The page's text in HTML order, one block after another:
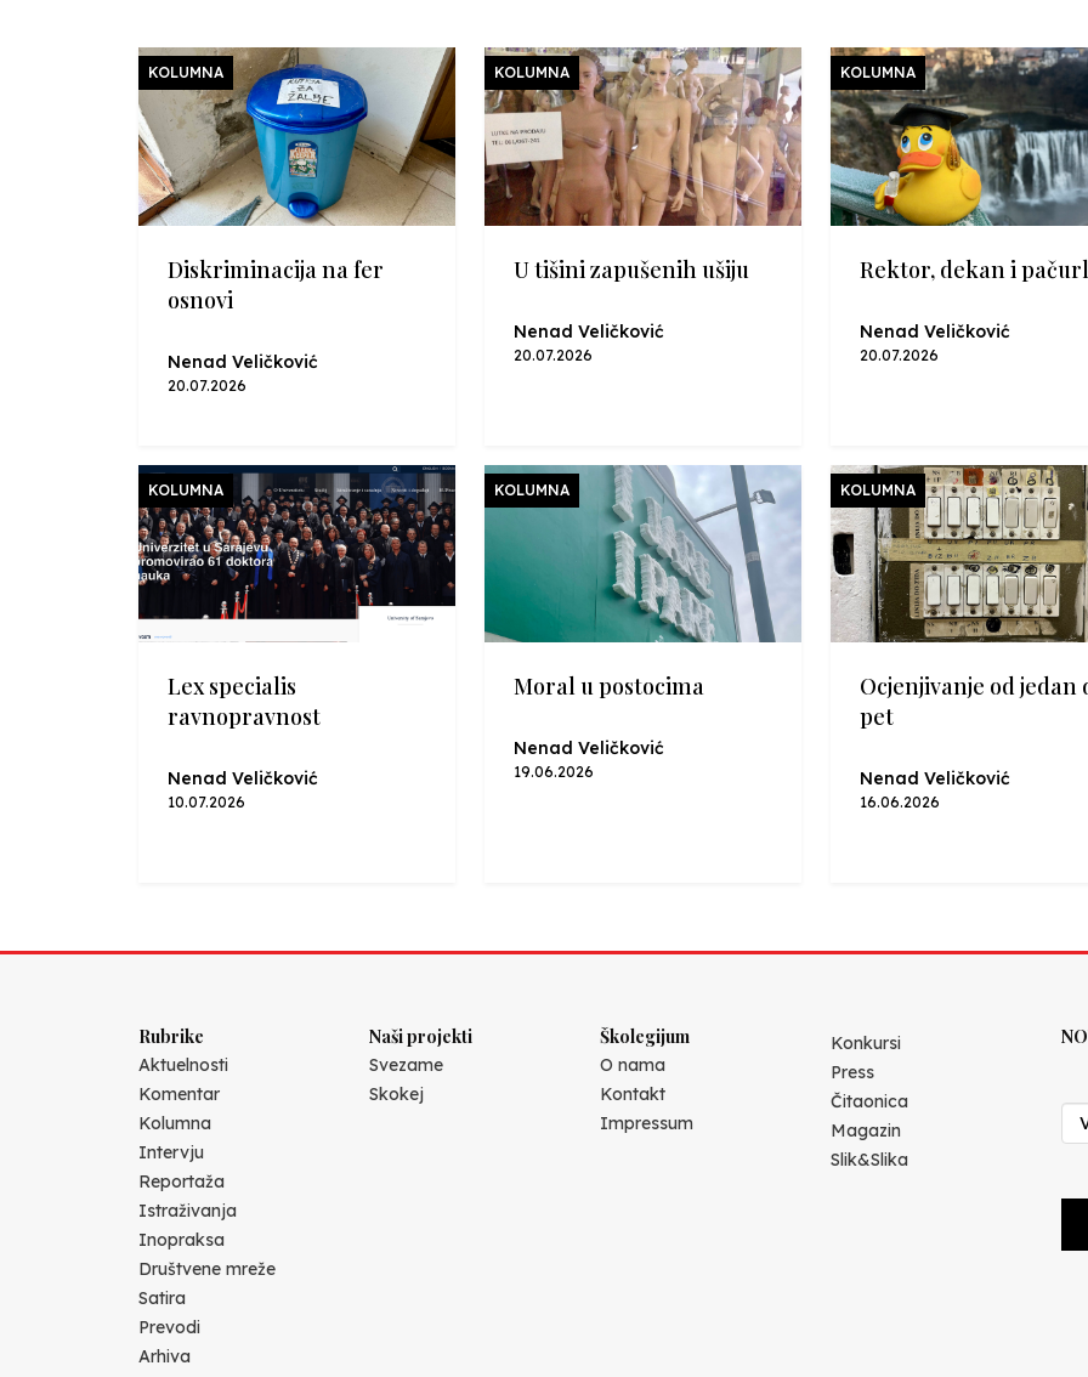
KOLUMNA
Diskriminacija na fer
osnovi
Nenad Veličković
20.07.2026
KOLUMNA
U tišini zapušenih ušiju
Nenad Veličković
20.07.2026
KOLUMNA
Rektor, dekan i
Nenad Veličković
20.07.2026
KOLUMNA
Lex specialis
ravnopravnost
Nenad Veličković
10.07.2026
KOLUMNA
Moral u postocima
Nenad Veličković
19.06.2026
KOLUMNA
Ocjenjivanje od jedan
pet
Nenad Veličković
16.06.2026
Rubrike
Aktuelnosti
Komentar
Kolumna
Intervju
Reportaža
Istraživanja
Inopraksa
Društvene mreže
Satira
Prevodi
Arhiva
Naši projekti
Svezame
Skokej
Školegijum
O nama
Kontakt
Impressum
Konkursi
Press
Čitaonica
Magazin
Slik&Slika